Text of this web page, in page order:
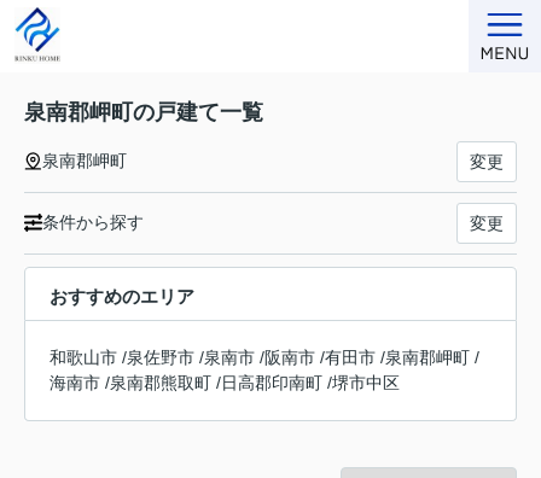
泉南郡岬町の戸建て一覧
泉南郡岬町 変更
条件から探す 変更
おすすめのエリア
和歌山市 /泉佐野市 /泉南市 /阪南市 /有田市 /泉南郡岬町 /
海南市 /泉南郡熊取町 /日高郡印南町 /堺市中区